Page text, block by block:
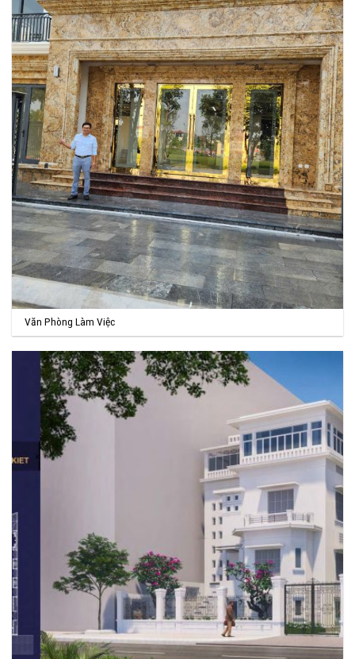
Văn Phòng Làm Việc